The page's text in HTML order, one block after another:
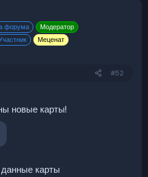
форума
Модератор
Меценат
#52
новые карты!
карты